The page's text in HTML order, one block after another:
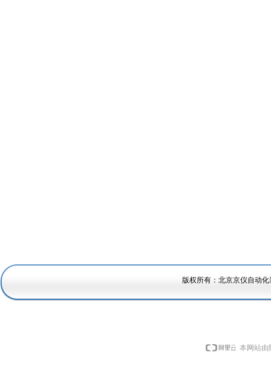
版权所有：北京京仪自动
本网站由